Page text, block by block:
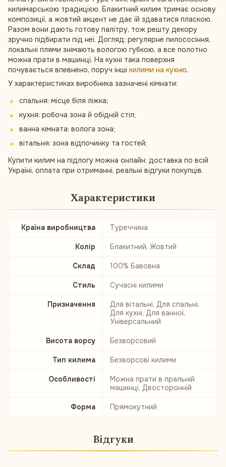
килимарською традицією. Блакитний килим тримає основу
композиції, а жовтий акцент не дає їй здаватися пласкою.
Разом вони дають готову палітру, тож решту декору
зручно підбирати під неї. Догляд: регулярне пилососіння,
локальні плями знімають вологою губкою, а все полотно
можна прати в машинці. На кухні така поверхня
почувається впевнено, поруч інші килими на кухню.
У характеристиках виробника зазначені кімнати:
спальня: місце біля ліжка;
кухня: робоча зона й обідній стіл;
ванна кімната: волога зона;
вітальня: зона відпочинку та гостей;
Купити килим на підлогу можна онлайн: доставка по всій
Україні, оплата при отриманні, реальні відгуки покупців.
Характеристики
Країна виробництва Туреччина
Колір Блакитний, Жовтий
Склад 100% Бавовна
Стиль Сучасні килими
Призначення
Для вітальні, Для спальні,
Для кухні, Для ванної,
Універсальний
Висота ворсу Безворсовий
Тип килима Безворсові килими
Особливості
Можна прати в пральній
машинці, Двосторонній
Форма Прямокутний
Відгуки